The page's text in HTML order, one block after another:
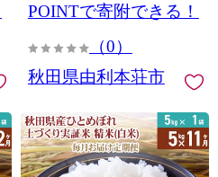
POINTで寄附できる！
（0）
秋田県由利本荘市